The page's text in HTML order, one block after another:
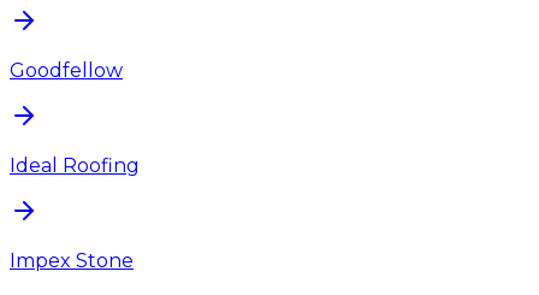
Goodfellow
Ideal Roofing
Impex Stone